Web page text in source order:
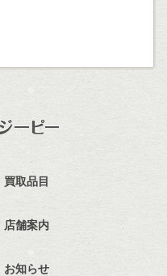
買取品目
店舗案内
お知らせ